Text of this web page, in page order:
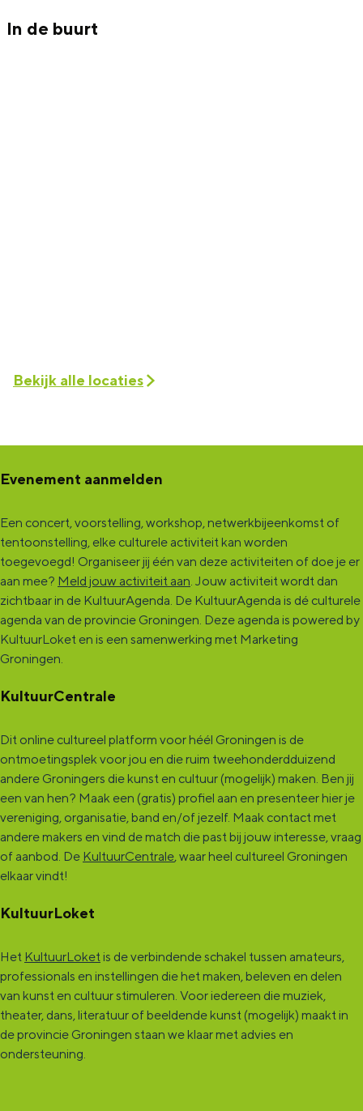
In de buurt
Bekijk alle locaties
Evenement aanmelden
Een concert, voorstelling, workshop, netwerkbijeenkomst of
tentoonstelling, elke culturele activiteit kan worden
toegevoegd! Organiseer jij één van deze activiteiten of doe je er
aan mee? Meld jouw activiteit aan. Jouw activiteit wordt dan
zichtbaar in de KultuurAgenda. De KultuurAgenda is dé culturele
agenda van de provincie Groningen. Deze agenda is powered by
KultuurLoket en is een samenwerking met Marketing
Groningen.
KultuurCentrale
Dit online cultureel platform voor héél Groningen is de
ontmoetingsplek voor jou en die ruim tweehonderdduizend
andere Groningers die kunst en cultuur (mogelijk) maken. Ben jij
een van hen? Maak een (gratis) profiel aan en presenteer hier je
vereniging, organisatie, band en/of jezelf. Maak contact met
andere makers en vind de match die past bij jouw interesse, vraag
of aanbod. De KultuurCentrale, waar heel cultureel Groningen
elkaar vindt!
KultuurLoket
Het KultuurLoket is de verbindende schakel tussen amateurs,
professionals en instellingen die het maken, beleven en delen
van kunst en cultuur stimuleren. Voor iedereen die muziek,
theater, dans, literatuur of beeldende kunst (mogelijk) maakt in
de provincie Groningen staan we klaar met advies en
ondersteuning.